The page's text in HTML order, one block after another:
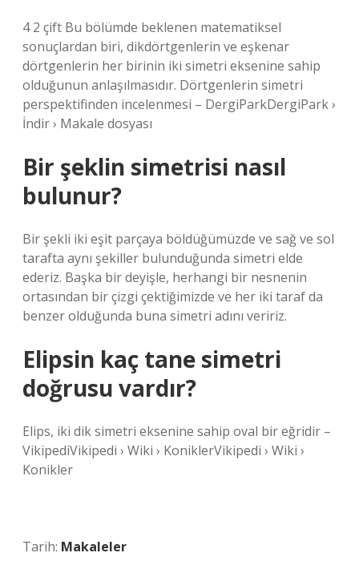
4 2 çift Bu bölümde beklenen matematiksel
sonuçlardan biri, dikdörtgenlerin ve eşkenar
dörtgenlerin her birinin iki simetri eksenine sahip
olduğunun anlaşılmasıdır. Dörtgenlerin simetri
perspektifinden incelenmesi – DergiParkDergiPark ›
İndir › Makale dosyası
Bir şeklin simetrisi nasıl
bulunur?
Bir şekli iki eşit parçaya böldüğümüzde ve sağ ve sol
tarafta aynı şekiller bulunduğunda simetri elde
ederiz. Başka bir deyişle, herhangi bir nesnenin
ortasından bir çizgi çektiğimizde ve her iki taraf da
benzer olduğunda buna simetri adını veririz.
Elipsin kaç tane simetri
doğrusu vardır?
Elips, iki dik simetri eksenine sahip oval bir eğridir –
VikipediVikipedi › Wiki › KoniklerVikipedi › Wiki ›
Konikler
Tarih: Makaleler